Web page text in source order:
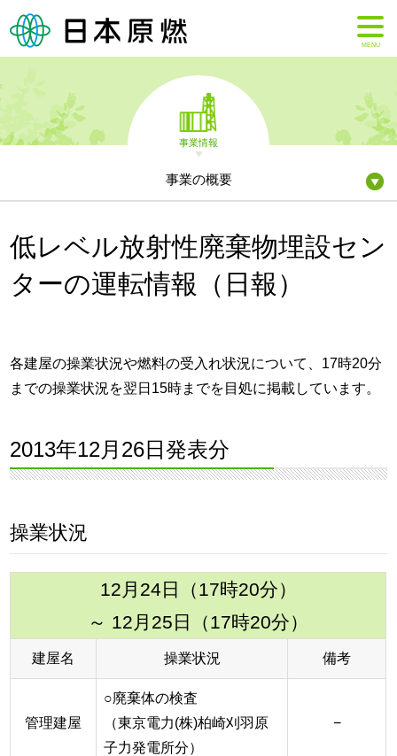
MENU
事業情報
事業の概要
低レベル放射性廃棄物埋設セン
ターの運転情報（日報）
各建屋の操業状況や燃料の受入れ状況について、17時20分
までの操業状況を翌日15時までを目処に掲載しています。
2013年12月26日発表分
操業状況
12月24日（17時20分）
～ 12月25日（17時20分）
建屋名 操業状況 備考
管理建屋
○廃棄体の検査
（東京電力(株)柏崎刈羽原
子力発電所分）
−